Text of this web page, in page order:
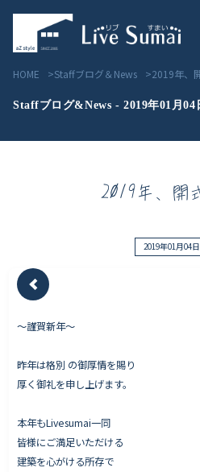
Livesumai 住宅標準性能
Livesumai 保証について
見学会／モデルハウス情報
物件情報
Works - 施工実績
オーナー様の声
HOME Staffブログ＆News 2019年、
Staffブログ&News - 2019年01月04
2019年、開
2019年01月04
〜謹賀新年〜
昨年は格別 の御厚情を賜り
厚く御礼を申し上げます。
本年もLivesumai一同
皆様にご満足いただける
建築を心がける所存で